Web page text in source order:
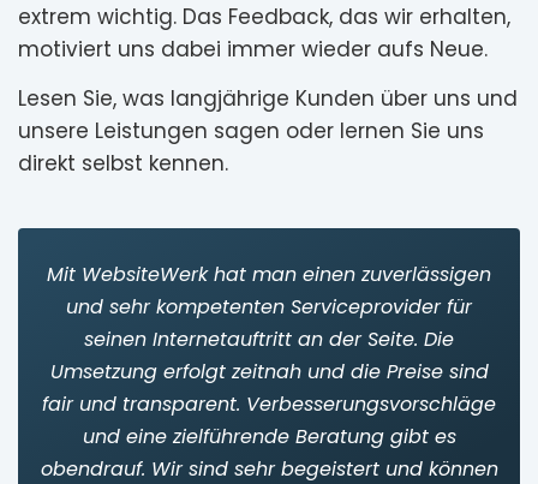
extrem wichtig. Das Feedback, das wir erhalten,
motiviert uns dabei immer wieder aufs Neue.
Lesen Sie, was langjährige Kunden über uns und
unsere Leistungen sagen oder lernen Sie uns
direkt selbst kennen.
Mit WebsiteWerk hat man einen zuverlässigen
und sehr kompetenten Serviceprovider für
seinen Internetauftritt an der Seite. Die
Umsetzung erfolgt zeitnah und die Preise sind
fair und transparent. Verbesserungsvorschläge
und eine zielführende Beratung gibt es
obendrauf. Wir sind sehr begeistert und können